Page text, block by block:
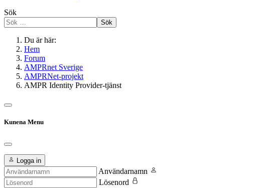
Sök
Sök
Du är här:
Hem
Forum
AMPRnet Sverige
AMPRNet-projekt
AMPR Identity Provider-tjänst
Kunena Menu
Logga in
Användarnamn
Lösenord